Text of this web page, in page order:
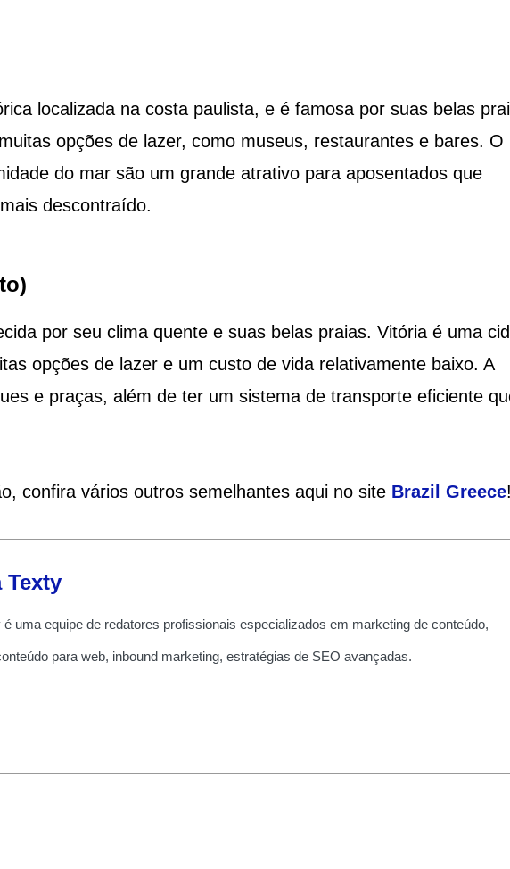
localizada na costa paulista, e é famosa por suas belas
opções de lazer, como museus, restaurantes e bares. O
do mar são um grande atrativo para aposentados que
descontraído.
por seu clima quente e suas belas praias. Vitória é uma
opções de lazer e um custo de vida relativamente baixo. A
e praças, além de ter um sistema de transporte eficiente
confira vários outros semelhantes aqui no site Brazil Greece!
Texty
é uma equipe de redatores profissionais especializados em marketing de conteúdo,
para web, inbound marketing, estratégias de SEO avançadas.